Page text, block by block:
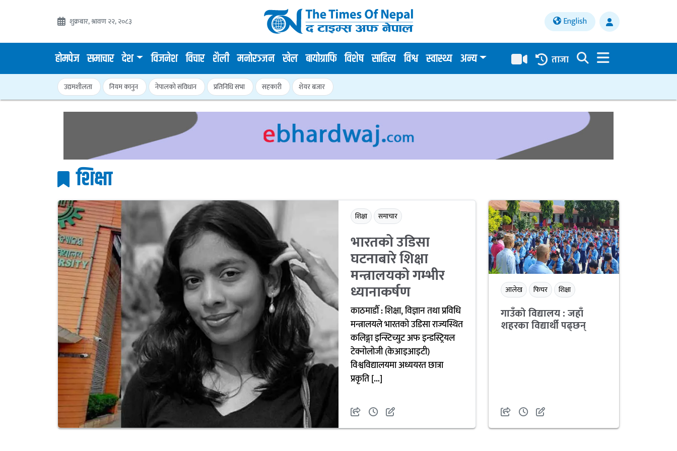
शुक्रबार, श्रावण २२, २०८३ English
होमपेज समाचार देश विजनेश विचार शैली मनोरञ्जन खेल बायोग्राफि विशेष साहित्य विश्व स्वास्थ्य अन्य ताजा
उद्यमशीलता नियम कानुन नेपालको संविधान प्रतिनिधि सभा सहकारी शेयर बजार
शिक्षा
शिक्षा समाचार
भारतको उडिसा
घटनाबारे शिक्षा
मन्त्रालयको गम्भीर
ध्यानाकर्षण
काठमाडौँ : शिक्षा, विज्ञान तथा प्रविधि
मन्त्रालयले भारतको उडिसा राज्यस्थित
कलिङ्गा इन्स्टिच्युट अफ इन्डस्ट्रियल
टेक्नोलोजी (केआइआइटी)
विश्वविद्यालयमा अध्ययरत छात्रा
प्रकृति […]
आलेख फिचर शिक्षा
गाउँको विद्यालय : जहाँ
शहरका विद्यार्थी पढ्छन्